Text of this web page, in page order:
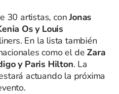
30 artistas, conJonas
Os y Louis
En la lista también
como el de Zara
y Paris Hilton. La
actuando la próxima